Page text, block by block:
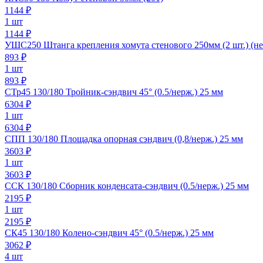
1144 ₽
1 шт
1144 ₽
УШС250 Штанга крепления хомута стенового 250мм (2 шт.)
893 ₽
1 шт
893 ₽
СТр45 130/180 Тройник-сэндвич 45° (0.5/нерж.) 25 мм
6304 ₽
1 шт
6304 ₽
СПП 130/180 Площадка опорная сэндвич (0,8/нерж.) 25 мм
3603 ₽
1 шт
3603 ₽
ССК 130/180 Сборник конденсата-сэндвич (0.5/нерж.) 25 мм
2195 ₽
1 шт
2195 ₽
СК45 130/180 Колено-сэндвич 45° (0.5/нерж.) 25 мм
3062 ₽
4 шт